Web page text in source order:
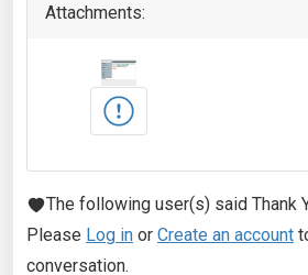
Attachments:
The following user(s) said Thank
Please Log in or Create an account
conversation.